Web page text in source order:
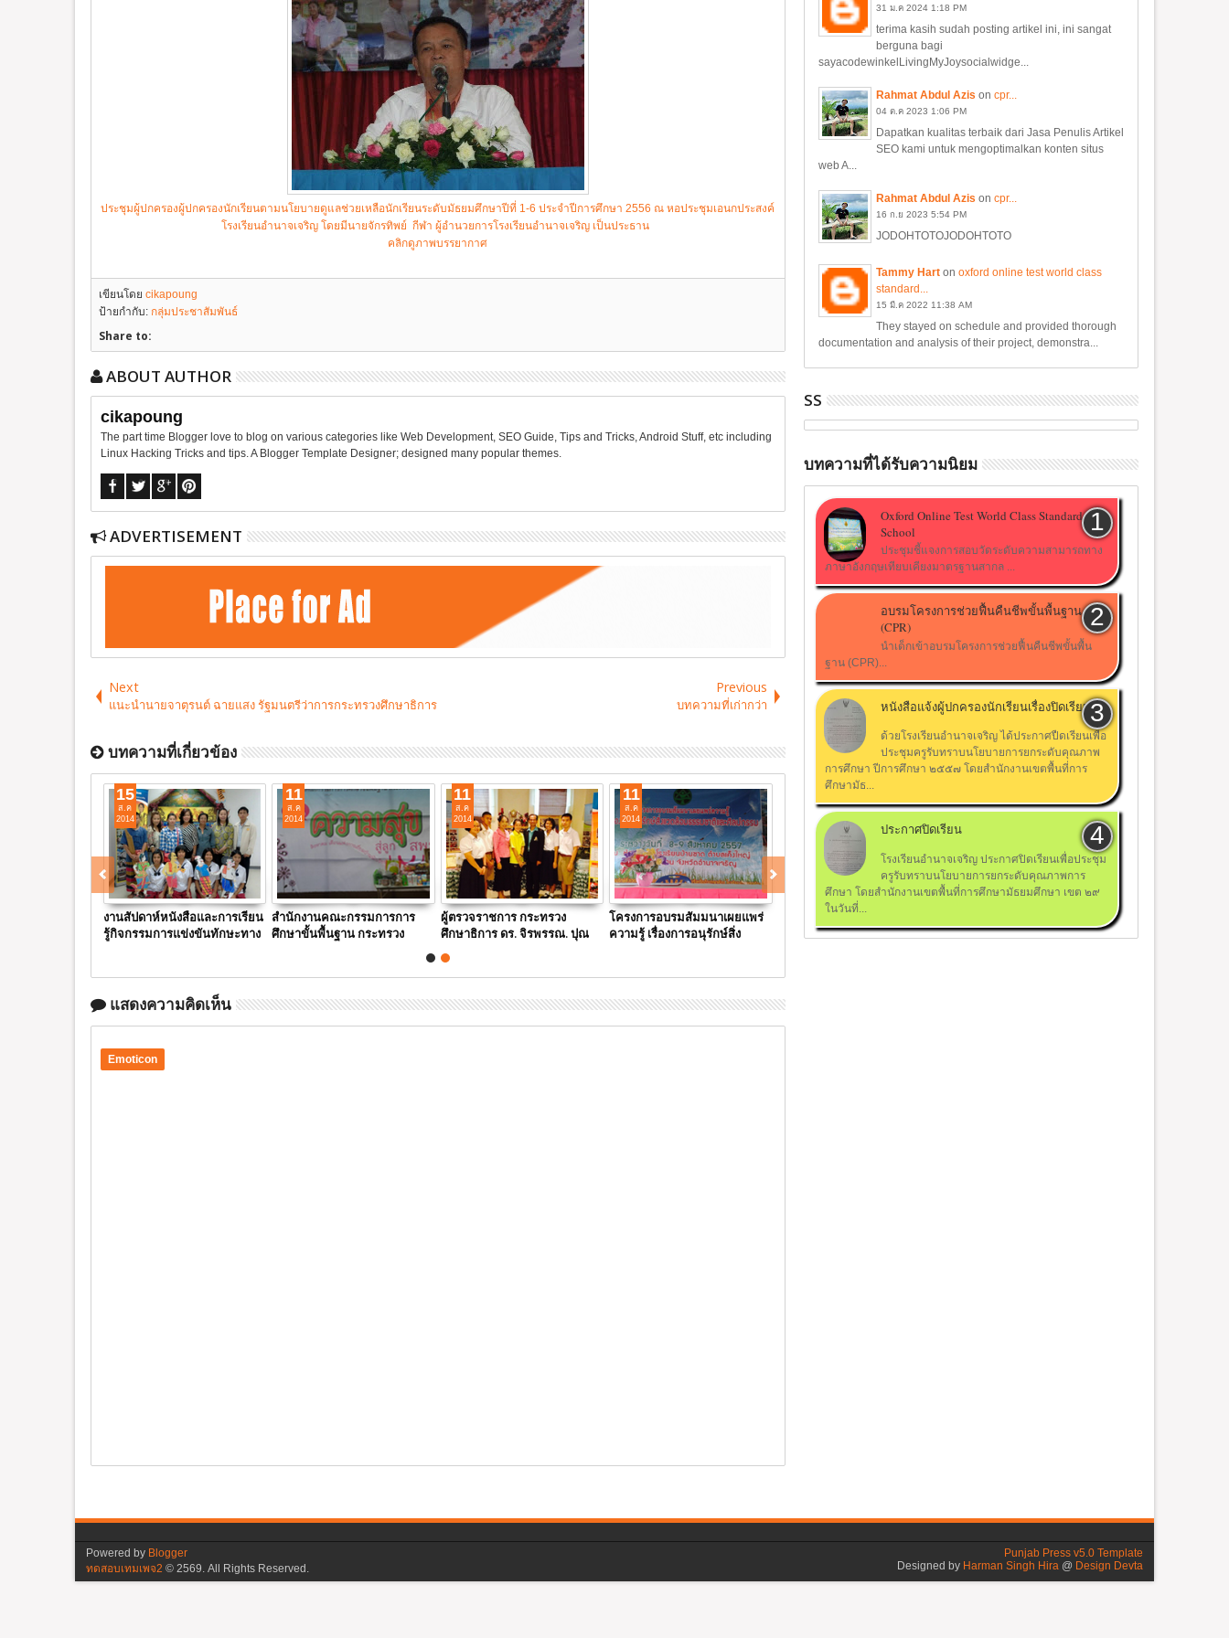
ประชุมผู้ปกครองผู้ปกครองนักเรียนตามนโยบายดูแลช่วยเหลือนักเรียนระดับมัธยมศึกษาปีที่ 1-6 ประจำปีการศึกษา 2556 ณ หอประชุมเอนกประสงค์
โรงเรียนอำนาจเจริญ โดยมีนายจักรทิพย์ กีฬา ผู้อำนวยการโรงเรียนอำนาจเจริญ เป็นประธาน
คลิกดูภาพบรรยากาศ
เขียนโดย cikapoung
ป้ายกำกับ: กลุ่มประชาสัมพันธ์
Share to:
ABOUT AUTHOR
cikapoung
The part time Blogger love to blog on various categories like Web Development, SEO Guide, Tips and Tricks, Android Stuff, etc including
Linux Hacking Tricks and tips. A Blogger Template Designer; designed many popular themes.
ADVERTISEMENT
Next
แนะนำนายจาตุรนต์ ฉายแสง รัฐมนตรีว่าการกระทรวงศึกษาธิการ
Previous
บทความที่เก่ากว่า
บทความที่เกี่ยวข้อง
งานสัปดาห์หนังสือและการเรียน
รู้กิจกรรมการแข่งขันทักษะทาง
15
ส.ค
2014
สำนักงานคณะกรรมการการ
ศึกษาขั้นพื้นฐาน กระทรวง
11
ส.ค
2014
ผู้ตรวจราชการ กระทรวง
ศึกษาธิการ ดร. จิรพรรณ. ปุณ
เกษม
11
ส.ค
2014
โครงการอบรมสัมมนาเผยแพร่
ความรู้ เรื่องการอนุรักษ์สิ่ง
11
ส.ค
2014
แสดงความคิดเห็น
Emoticon
31 ม.ค 2024 1:18 PM
terima kasih sudah posting artikel ini, ini sangat
berguna bagi
sayacodewinkelLivingMyJoysocialwidge...
Rahmat Abdul Azis on cpr...
04 ต.ค 2023 1:06 PM
Dapatkan kualitas terbaik dari Jasa Penulis Artikel
SEO kami untuk mengoptimalkan konten situs
web A...
Rahmat Abdul Azis on cpr...
16 ก.ย 2023 5:54 PM
JODOHTOTOJODOHTOTO
Tammy Harton oxford online test world class
standard...
15 มี.ค 2022 11:38 AM
They stayed on schedule and provided thorough
documentation and analysis of their project, demonstra...
SS
บทความที่ได้รับความนิยม
Oxford Online Test World Class Standard
School
ประชุมชี้แจงการสอบวัดระดับความสามารถทาง
ภาษาอังกฤษเทียบเคียงมาตรฐานสากล ...
อบรมโครงการช่วยฟื้นคืนชีพขั้นพื้นฐาน
(CPR)
นำเด็กเข้าอบรมโครงการช่วยฟื้นคืนชีพขั้นพื้น
ฐาน (CPR)...
หนังสือแจ้งผู้ปกครองนักเรียนเรื่องปิดเรียน
ด้วยโรงเรียนอำนาจเจริญ ได้ประกาศปืดเรียนเพื่อ
ประชุมครูรับทราบนโยบายการยกระดับคุณภาพ
การศึกษา ปีการศึกษา ๒๕๕๗ โดยสำนักงานเขตพื้นที่การ
ศึกษามัธ...
ประกาศปิดเรียน
โรงเรียนอำนาจเจริญ ประกาศปิดเรียนเพื่อประชุม
ครูรับทราบนโยบายการยกระดับคุณภาพการ
ศึกษา โดยสำนักงานเขตพื้นที่การศึกษามัธยมศึกษา เขต ๒๙
ในวันที่...
Powered by Blogger
ทดสอบเทมเพจ2 © 2569. All Rights Reserved.
Punjab Press v5.0 Template
Designed by Harman Singh Hira @ Design Devta